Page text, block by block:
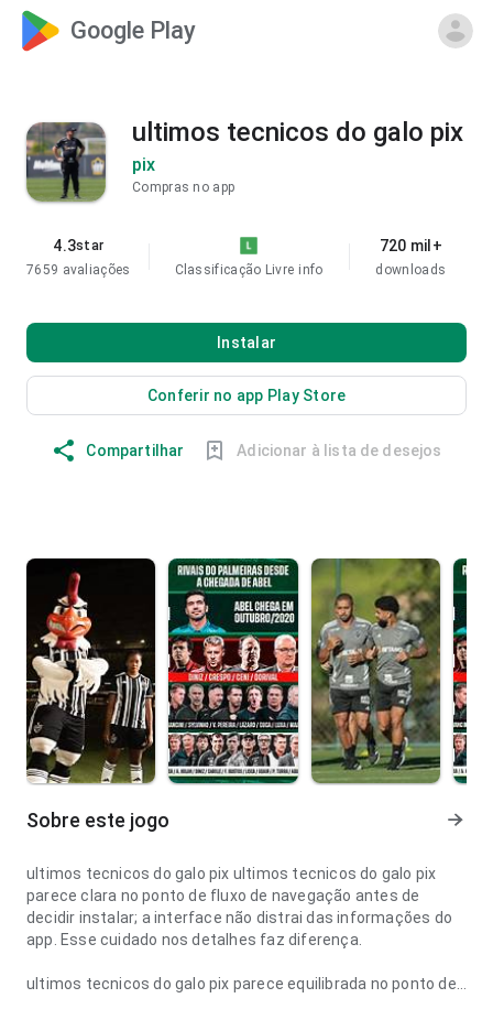
Google Play
ultimos tecnicos do galo pix
pix
Compras no app
4.3star
7659 avaliações
Classificação Livre info
720 mil+
downloads
Instalar
Conferir no app Play Store
Compartilhar Adicionar à lista de desejos
Sobre este jogo
ultimos tecnicos do galo pix ultimos tecnicos do galo pix
parece clara no ponto de fluxo de navegação antes de
decidir instalar; a interface não distrai das informações do
app. Esse cuidado nos detalhes faz diferença.
ultimos tecnicos do galo pix parece equilibrada no ponto de